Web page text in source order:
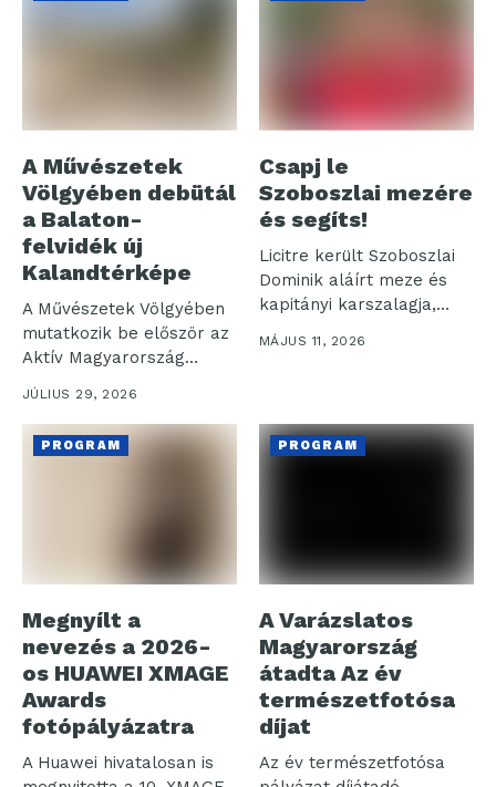
A Művészetek
Völgyében debütál
a Balaton-
felvidék új
Kalandtérképe
A Művészetek Völgyében
mutatkozik be először az
Aktív Magyarország
legújabb, a Balaton-
felvidék...
JÚLIUS 29, 2026
Csapj le
Szoboszlai mezére
és segíts!
Licitre került Szoboszlai
Dominik aláírt meze és
kapitányi karszalagja,
valamint a Liverpool...
MÁJUS 11, 2026
PROGRAM
Megnyílt a
nevezés a 2026-
os HUAWEI XMAGE
Awards
fotópályázatra
A Huawei hivatalosan is
PROGRAM
A Varázslatos
Magyarország
átadta Az év
természetfotósa
díjat
Az év természetfotósa